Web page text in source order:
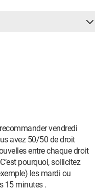
vendredi
avez 50/50 de droit
entre chaque droit
pourquoi, sollicitez
les mardi ou
15 minutes .